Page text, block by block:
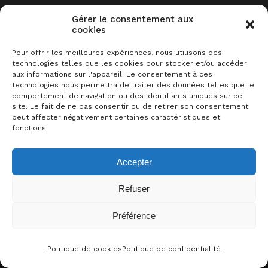
Gérer le consentement aux
cookies
Pour offrir les meilleures expériences, nous utilisons des
technologies telles que les cookies pour stocker et/ou accéder
aux informations sur l'appareil. Le consentement à ces
technologies nous permettra de traiter des données telles que le
comportement de navigation ou des identifiants uniques sur ce
site. Le fait de ne pas consentir ou de retirer son consentement
peut affecter négativement certaines caractéristiques et
fonctions.
Accepter
Refuser
Préférence
Politique de cookiesPolitique de confidentialité
Sommaire
Description
Acheter le jeu sur …
Plus de liens
Les commentaires
DESCRIPTION
est un jeu loufoque de 20
maximum les éclaboussures d’eau
CONTACT